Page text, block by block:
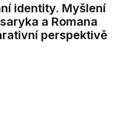
identity. Myšlení
a Romana
perspektivě